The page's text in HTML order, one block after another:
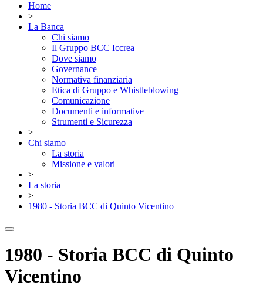
Home
>
La Banca
Chi siamo
Il Gruppo BCC Iccrea
Dove siamo
Governance
Normativa finanziaria
Etica di Gruppo e Whistleblowing
Comunicazione
Documenti e informative
Strumenti e Sicurezza
>
Chi siamo
La storia
Missione e valori
>
La storia
>
1980 - Storia BCC di Quinto Vicentino
1980 - Storia BCC di Quinto
Vicentino